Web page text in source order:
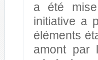
a été
initiative a
éléments
amont par